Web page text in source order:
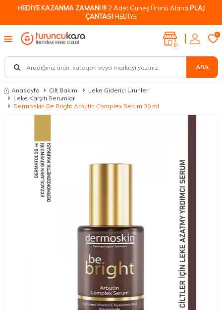
HEDİYE KAZANMA ZAMANI !!! 2 Adet Güneş Ürünü Alana PLAJ
ÇANTASIHEDİYE
ARA
0
0
Anasayfa Cilt Bakımı
Leke Giderici Ürünler
Leke Karşıtı Serumlar
Dermoskin Be Bright Arbutin Complex Serum 30 ml